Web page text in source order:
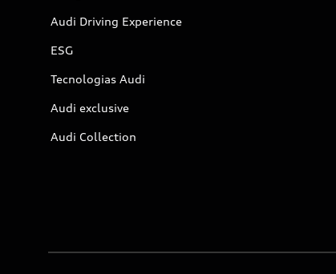
Audi Driving Experience
ESG
Tecnologias Audi
Audi exclusive
Audi Collection